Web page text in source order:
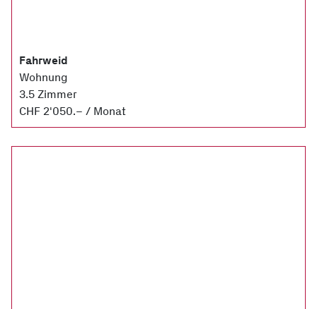
Fahrweid
Wohnung
3.5 Zimmer
CHF 2'050.– / Monat